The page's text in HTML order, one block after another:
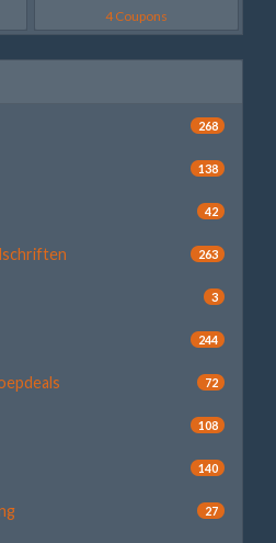
4 Coupons
268
138
42
263
3
244
72
108
140
27